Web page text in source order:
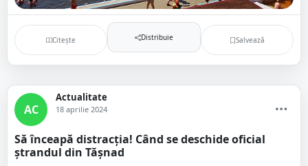
Citește Distribuie Salvează
AC
Actualitate
18 aprilie 2024
Să înceapă distracția! Când se deschide oficial
ștrandul din Tășnad